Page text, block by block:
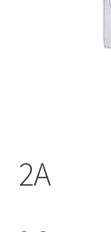
Sobre nosotros
2A